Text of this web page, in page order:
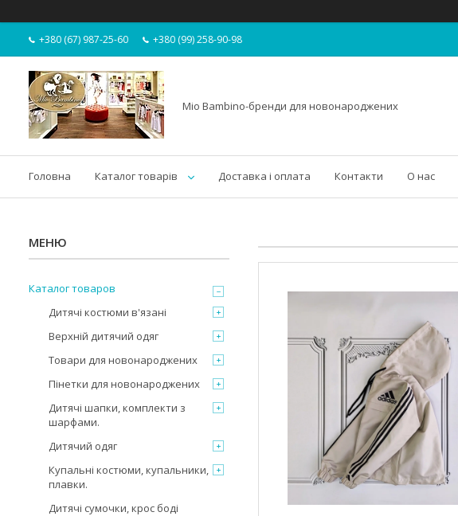
+380 (67) 987-25-60 +380 (99) 258-90-98
Mio Bambino-бренди для новонароджених
Головна Каталог товарів Доставка і оплата Контакти О нас
Каталог товаров
Дитячі костюми в'язані
Верхній дитячий одяг
Товари для новонароджених
Пінетки для новонароджених
Дитячі шапки, комплекти з
шарфами.
Дитячий одяг
Купальні костюми, купальники,
плавки.
Дитячі сумочки, крос боді